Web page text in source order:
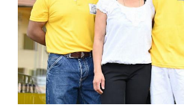
App